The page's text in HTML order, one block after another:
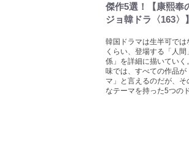
傑作5選！【康熙奉
ジョ韓ドラ〈163〉】
韓国ドラマは生半可では
くらい、登場する「人間
係」を詳細に描いていく
味では、すべての作品が
マ」と言えるのだが、そ
なテーマを持った5つの